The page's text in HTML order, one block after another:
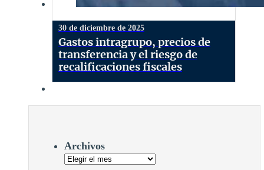
30 de diciembre de 2025
Gastos intragrupo, precios de
transferencia y el riesgo de
recalificaciones fiscales
Archivos